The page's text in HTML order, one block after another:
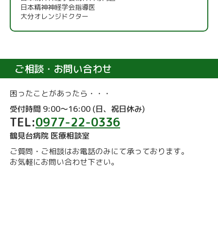
日本精神神経学会指導医
大分オレンジドクター
ご相談・お問い合わせ
困ったことがあったら・・・
受付時間 9:00～16:00 (日、祝日休み)
TEL:0977-22-0336
鶴見台病院 医療相談室
ご質問・ご相談はお電話のみにて承っております。
お気軽にお問い合わせ下さい。